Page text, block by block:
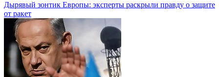
Дырявый зонтик Европы: эксперты раскрыли правду о защите
от ракет